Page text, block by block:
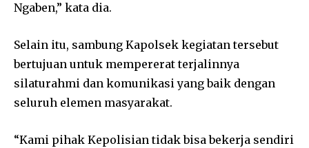
Ngaben,” kata dia.
Selain itu, sambung Kapolsek kegiatan tersebut
bertujuan untuk mempererat terjalinnya
silaturahmi dan komunikasi yang baik dengan
seluruh elemen masyarakat.
“Kami pihak Kepolisian tidak bisa bekerja sendiri